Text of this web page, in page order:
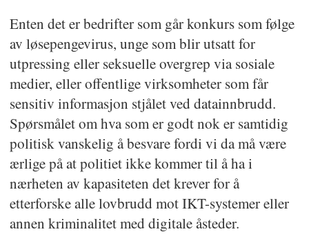
Enten det er bedrifter som går konkurs som følge
av løsepengevirus, unge som blir utsatt for
utpressing eller seksuelle overgrep via sosiale
medier, eller offentlige virksomheter som får
sensitiv informasjon stjålet ved datainnbrudd.
Spørsmålet om hva som er godt nok er samtidig
politisk vanskelig å besvare fordi vi da må være
ærlige på at politiet ikke kommer til å ha i
nærheten av kapasiteten det krever for å
etterforske alle lovbrudd mot IKT-systemer eller
annen kriminalitet med digitale åsteder.